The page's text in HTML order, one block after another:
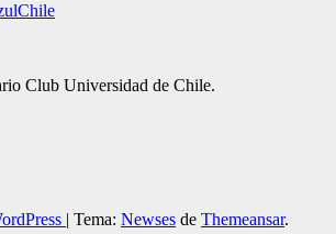
Club Universidad de Chile.
| Tema: Newses de Themeansar.